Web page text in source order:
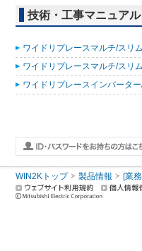
技術・工事マニュアル
ワイドリプレースマルチ/スリ
ワイドリプレースマルチ/スリ
ワイドリプレースインバータ
WIN2Kトップ 製品情報 [業